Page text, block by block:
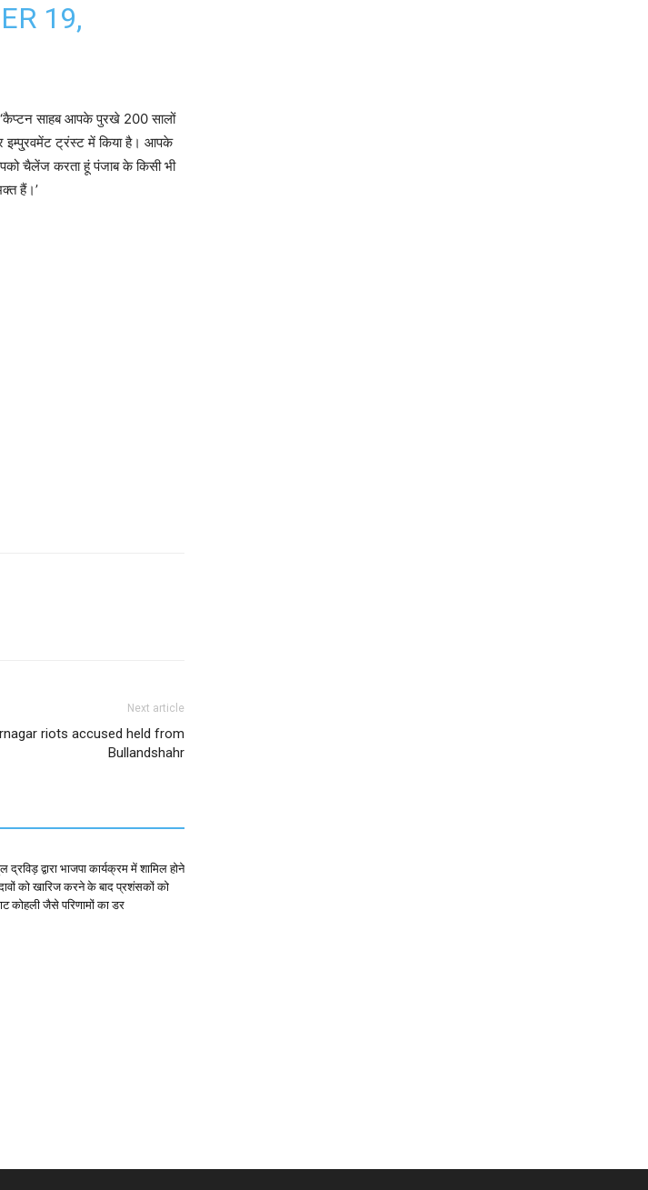
19,
साहब आपके पुरखे 200 सालों
इम्पु्रवमेंट ट्रंस्ट में किया है। आपके
चैलेंज करता हूं पंजाब के किसी भी
हैं।’
Next article
riots accused held from
Bullandshahr
द्रविड़ द्वारा भाजपा कार्यक्रम में शामिल होने
को खारिज करने के बाद प्रशंसकों को
कोहली जैसे परिणामों का डर